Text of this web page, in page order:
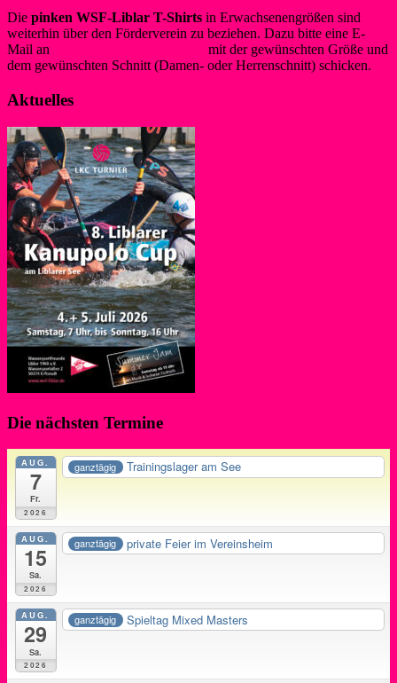
Die pinken WSF-Liblar T-Shirts in Erwachsenengrößen sind
weiterhin über den Förderverein zu beziehen. Dazu bitte eine E-
Mail an
mit der gewünschten Größe und
dem gewünschten Schnitt (Damen- oder Herrenschnitt) schicken.
Aktuelles
Die nächsten Termine
AUG.
7
Fr.
2026
ganztägig Trainingslager am See
AUG.
15
Sa.
2026
ganztägig private Feier im Vereinsheim
AUG.
29
Sa.
2026
ganztägig Spieltag Mixed Masters